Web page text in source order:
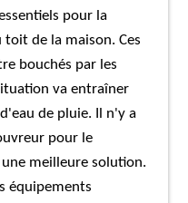
pour la
de la maison. Ces
bouchés par les
va entraîner
de pluie. Il n'y a
pour le
meilleure solution.
équipements